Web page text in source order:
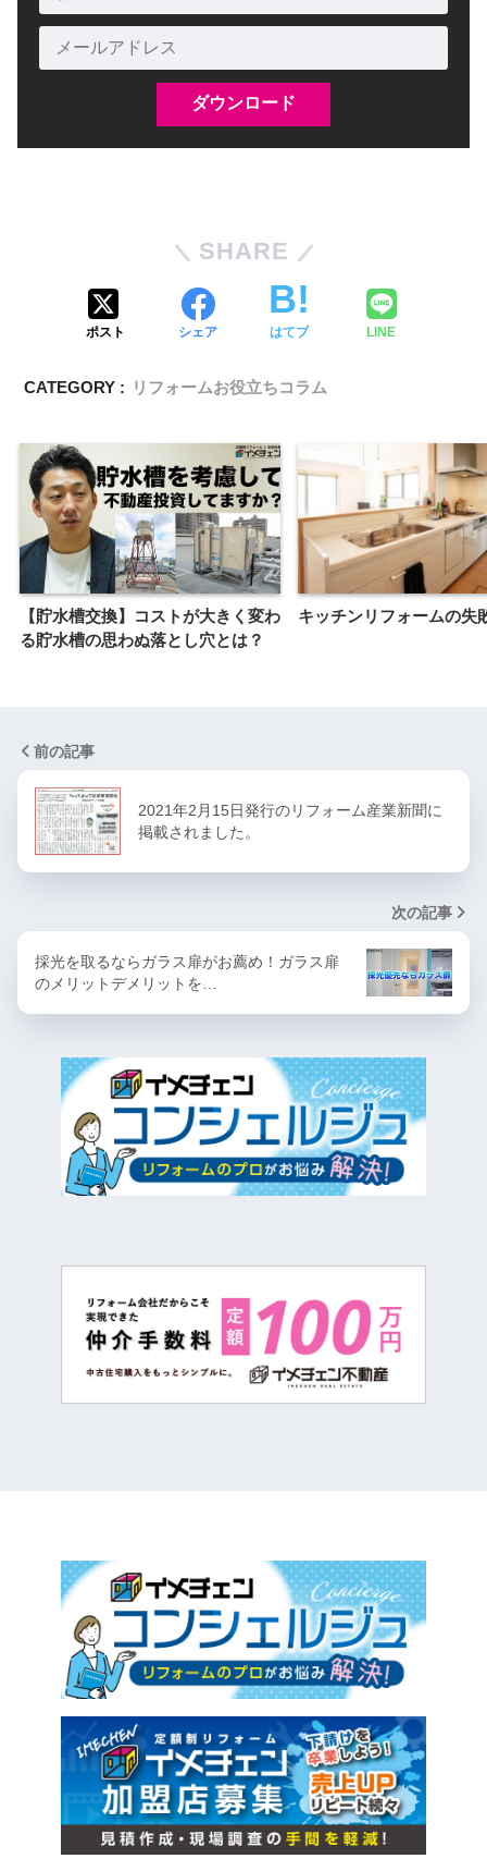
SHARE
ポスト シェア はてブ LINE
CATEGORY : リフォームお役立ちコラム
【貯水槽交換】コストが大きく変わ
る貯水槽の思わぬ落とし穴とは？
キッチンリフォームの失
前の記事
2021年2月15日発行のリフォーム産業新聞に
掲載されました。
次の記事
採光を取るならガラス扉がお薦め！ガラス扉
のメリットデメリットを…